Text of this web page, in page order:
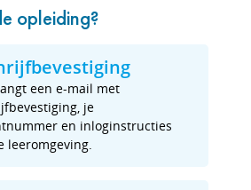
opleiding?
een e-mail met
je
en inloginstructies
leeromgeving.